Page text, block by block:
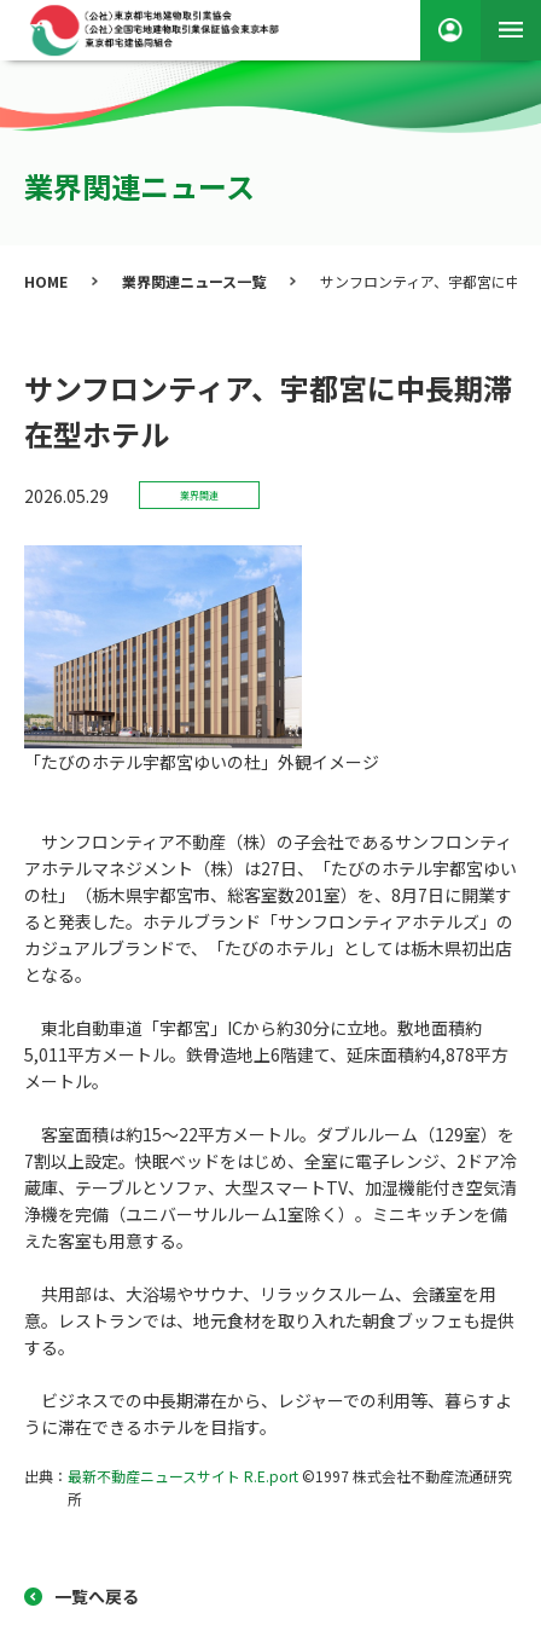
業界関連ニュース
HOME 業界関連ニュース一覧 サンフロンティア、宇都宮に中
サンフロンティア、宇都宮に中長期滞
在型ホテル
2026.05.29 業界関連
「たびのホテル宇都宮ゆいの杜」外観イメージ
サンフロンティア不動産（株）の子会社であるサンフロンティ
アホテルマネジメント（株）は27日、「たびのホテル宇都宮ゆい
の杜」（栃木県宇都宮市、総客室数201室）を、8月7日に開業す
ると発表した。ホテルブランド「サンフロンティアホテルズ」の
カジュアルブランドで、「たびのホテル」としては栃木県初出店
となる。
東北自動車道「宇都宮」ICから約30分に立地。敷地面積約
5,011平方メートル。鉄骨造地上6階建て、延床面積約4,878平方
メートル。
客室面積は約15〜22平方メートル。ダブルルーム（129室）を
7割以上設定。快眠ベッドをはじめ、全室に電子レンジ、2ドア冷
蔵庫、テーブルとソファ、大型スマートTV、加湿機能付き空気清
浄機を完備（ユニバーサルルーム1室除く）。ミニキッチンを備
えた客室も用意する。
共用部は、大浴場やサウナ、リラックスルーム、会議室を用
意。レストランでは、地元食材を取り入れた朝食ブッフェも提供
する。
ビジネスでの中長期滞在から、レジャーでの利用等、暮らすよ
うに滞在できるホテルを目指す。
出典： 最新不動産ニュースサイト R.E.port ©1997 株式会社不動産流通研究
所
一覧へ戻る